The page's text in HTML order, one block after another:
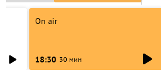
On air
18:30 30 мин